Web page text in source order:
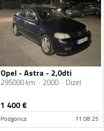
Opel - Astra - 2,0dti
295000 km 2000 Dizel
1 400€
Podgorica 11.08.25